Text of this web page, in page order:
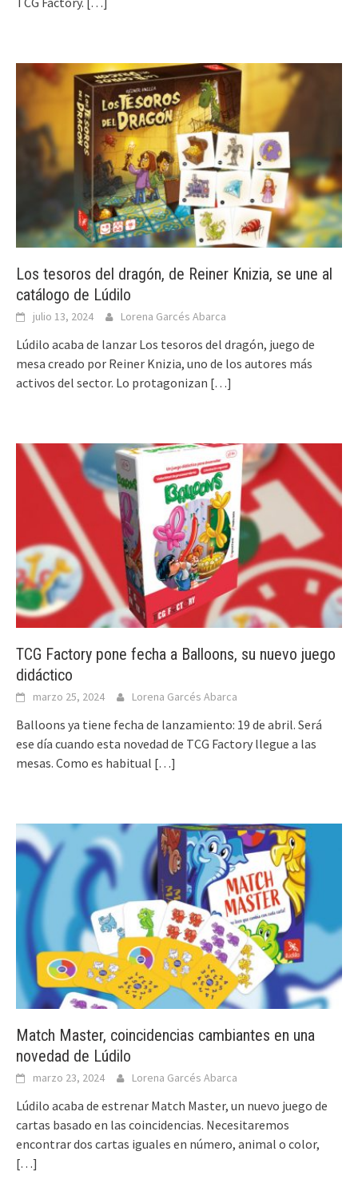
Los tesoros del dragón, de Reiner Knizia, se une al
catálogo de Lúdilo
julio 13, 2024 Lorena Garcés Abarca
Lúdilo acaba de lanzar Los tesoros del dragón, juego de
mesa creado por Reiner Knizia, uno de los autores más
activos del sector. Lo protagonizan […]
TCG Factory pone fecha a Balloons, su nuevo juego
didáctico
marzo 25, 2024 Lorena Garcés Abarca
Balloons ya tiene fecha de lanzamiento: 19 de abril. Será
ese día cuando esta novedad de TCG Factory llegue a las
mesas. Como es habitual […]
Match Master, coincidencias cambiantes en una
novedad de Lúdilo
marzo 23, 2024 Lorena Garcés Abarca
Lúdilo acaba de estrenar Match Master, un nuevo juego de
cartas basado en las coincidencias. Necesitaremos
encontrar dos cartas iguales en número, animal o color,
[…]